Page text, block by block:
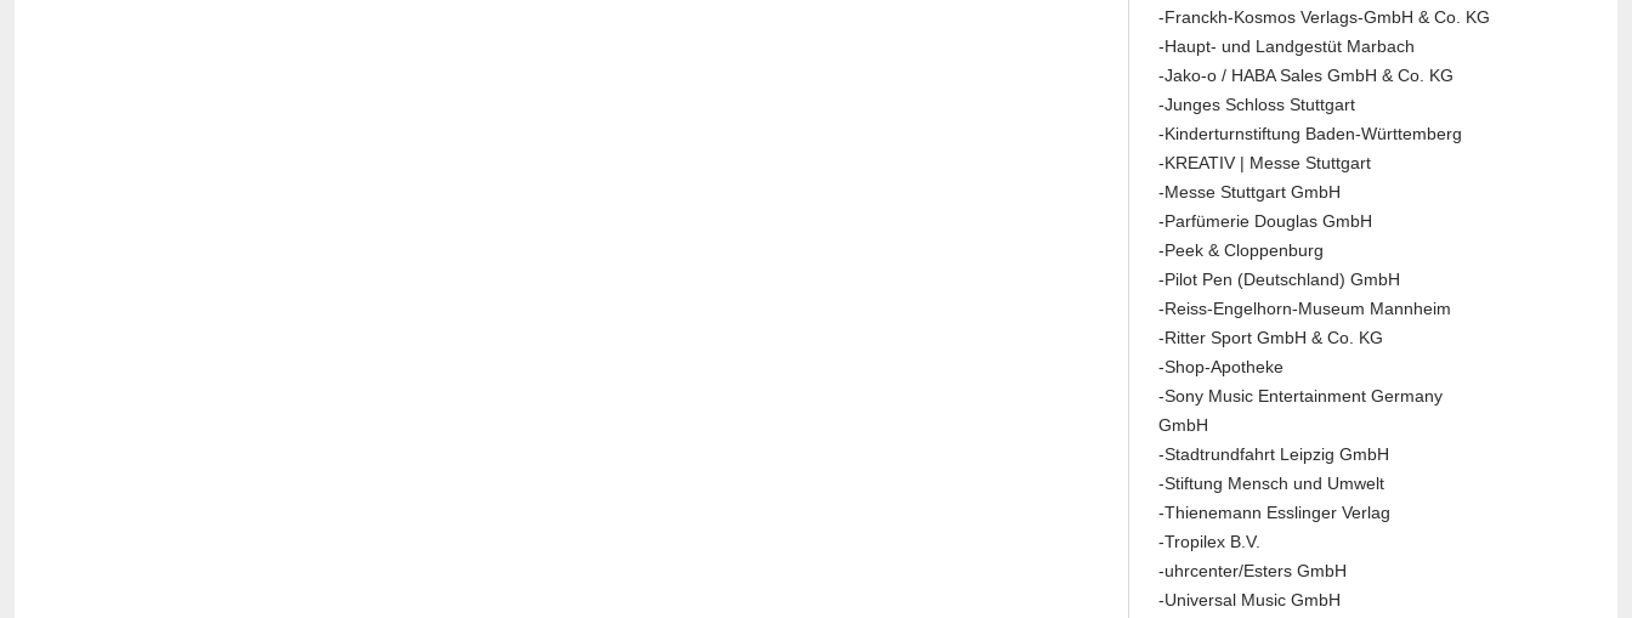
-Franckh-Kosmos Verlags-GmbH & Co. KG
-Haupt- und Landgestüt Marbach
-Jako-o / HABA Sales GmbH & Co. KG
-Junges Schloss Stuttgart
-Kinderturnstiftung Baden-Württemberg
-KREATIV | Messe Stuttgart
-Messe Stuttgart GmbH
-Parfümerie Douglas GmbH
-Peek & Cloppenburg
-Pilot Pen (Deutschland) GmbH
-Reiss-Engelhorn-Museum Mannheim
-Ritter Sport GmbH & Co. KG
-Shop-Apotheke
-Sony Music Entertainment Germany
GmbH
-Stadtrundfahrt Leipzig GmbH
-Stiftung Mensch und Umwelt
-Thienemann Esslinger Verlag
-Tropilex B.V.
-uhrcenter/Esters GmbH
-Universal Music GmbH